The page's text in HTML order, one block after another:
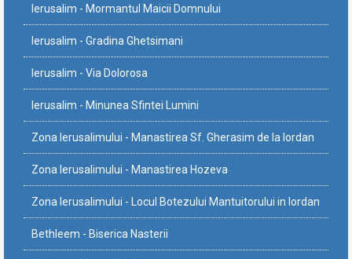
Ierusalim - Mormantul Maicii Domnului
Ierusalim - Gradina Ghetsimani
Ierusalim - Via Dolorosa
Ierusalim - Minunea Sfintei Lumini
Zona Ierusalimului - Manastirea Sf. Gherasim de la Iordan
Zona Ierusalimului - Manastirea Hozeva
Zona Ierusalimului - Locul Botezului Mantuitorului in Iordan
Bethleem - Biserica Nasterii